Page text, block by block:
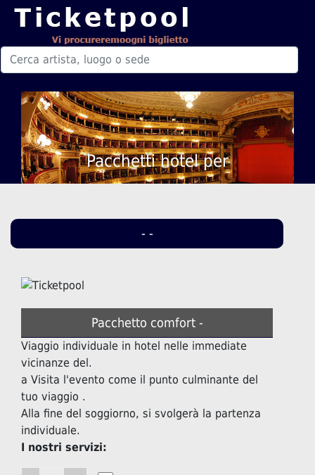
Pacchetti hotel per
- -
Pacchetto comfort -
Viaggio individuale in hotel nelle immediate
vicinanze del.
a Visita l'evento come il punto culminante del
tuo viaggio .
Alla fine del soggiorno, si svolgerà la partenza
individuale.
I nostri servizi: